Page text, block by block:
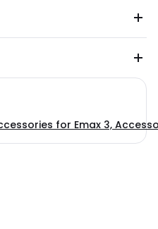
for Emax 3,